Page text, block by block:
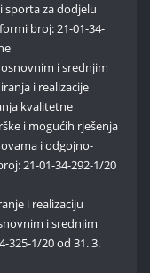
sporta za dodjelu
broj: 21-01-34-
i srednjim
i realizacije
kvalitetne
i mogućih rješenja
i odgojno-
21-01-34-292-1/20
i realizaciju
i srednjim
325-1/20 od 31. 3.